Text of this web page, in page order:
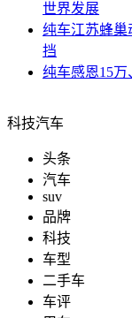
世界发展
纯车江苏蜂巢
挡
纯车感恩15万
科技汽车
头条
汽车
suv
品牌
科技
车型
二手车
车评